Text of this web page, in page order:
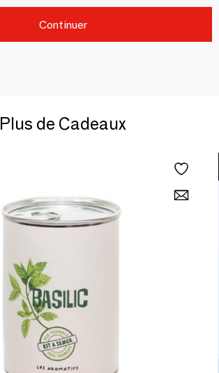
Continuer
Plus de Cadeaux